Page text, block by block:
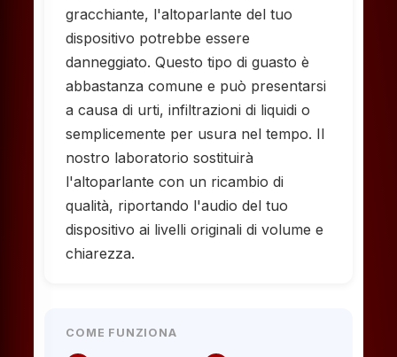
gracchiante, l'altoparlante del tuo
dispositivo potrebbe essere
danneggiato. Questo tipo di guasto è
abbastanza comune e può presentarsi
a causa di urti, infiltrazioni di liquidi o
semplicemente per usura nel tempo. Il
nostro laboratorio sostituirà
l'altoparlante con un ricambio di
qualità, riportando l'audio del tuo
dispositivo ai livelli originali di volume e
chiarezza.
COME FUNZIONA